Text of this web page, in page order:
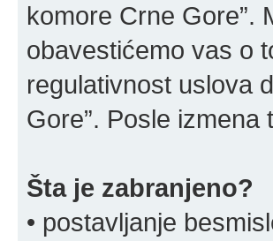
komore Crne Gore”.
obavestićemo vas o
regulativnost uslova
Gore”. Posle
Šta je zabranjeno?
• postavljanje